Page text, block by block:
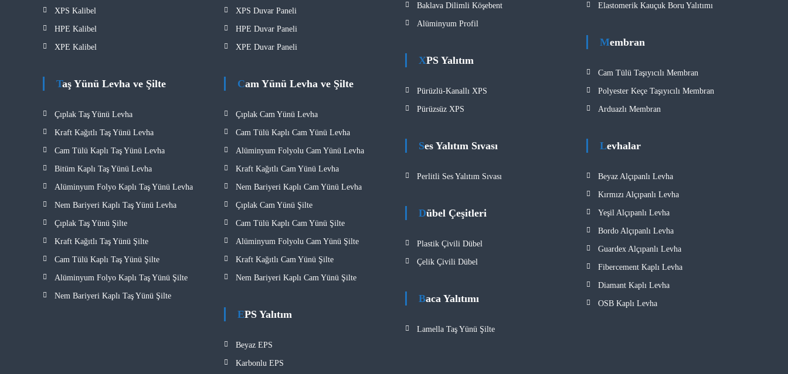
XPS Kalibel
HPE Kalibel
XPE Kalibel
Taş Yünü Levha ve Şilte
Çıplak Taş Yünü Levha
Kraft Kağıtlı Taş Yünü Levha
Cam Tülü Kaplı Taş Yünü Levha
Bitüm Kaplı Taş Yünü Levha
Alüminyum Folyo Kaplı Taş Yünü Levha
Nem Bariyeri Kaplı Taş Yünü Levha
Çıplak Taş Yünü Şilte
Kraft Kağıtlı Taş Yünü Şilte
Cam Tülü Kaplı Taş Yünü Şilte
Alüminyum Folyo Kaplı Taş Yünü Şilte
Nem Bariyeri Kaplı Taş Yünü Şilte
XPS Duvar Paneli
HPE Duvar Paneli
XPE Duvar Paneli
Cam Yünü Levha ve Şilte
Çıplak Cam Yünü Levha
Cam Tülü Kaplı Cam Yünü Levha
Alüminyum Folyolu Cam Yünü Levha
Kraft Kağıtlı Cam Yünü Levha
Nem Bariyeri Kaplı Cam Yünü Levha
Çıplak Cam Yünü Şilte
Cam Tülü Kaplı Cam Yünü Şilte
Alüminyum Folyolu Cam Yünü Şilte
Kraft Kağıtlı Cam Yünü Şilte
Nem Bariyeri Kaplı Cam Yünü Şilte
EPS Yalıtım
Beyaz EPS
Karbonlu EPS
Baklava Dilimli Köşebent
Alüminyum Profil
XPS Yalıtım
Pürüzlü-Kanallı XPS
Pürüzsüz XPS
Ses Yalıtım Sıvası
Perlitli Ses Yalıtım Sıvası
Dübel Çeşitleri
Plastik Çivili Dübel
Çelik Çivili Dübel
Baca Yalıtımı
Lamella Taş Yünü Şilte
Elastomerik Kauçuk Boru Yalıtımı
Membran
Cam Tülü Taşıyıcılı Membran
Polyester Keçe Taşıyıcılı Membran
Arduazlı Membran
Levhalar
Beyaz Alçıpanlı Levha
Kırmızı Alçıpanlı Levha
Yeşil Alçıpanlı Levha
Bordo Alçıpanlı Levha
Guardex Alçıpanlı Levha
Fibercement Kaplı Levha
Diamant Kaplı Levha
OSB Kaplı Levha